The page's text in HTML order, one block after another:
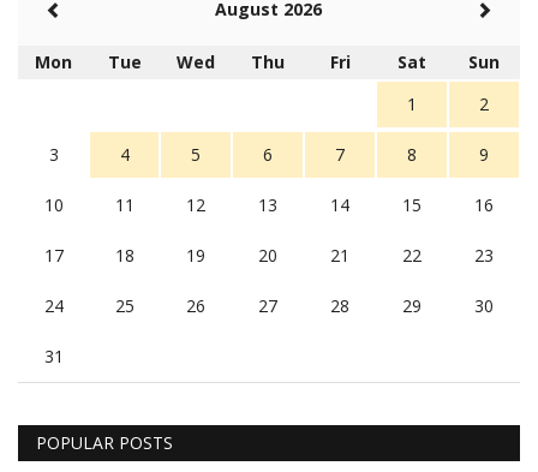
August 2026
Mon Tue Wed Thu Fri Sat
Sun
1
2
3 4 5 6 7 8 9
10 11 12 13 14 15 16
17 18 19 20 21 22 23
24 25 26 27 28 29 30
31
POPULAR POSTS